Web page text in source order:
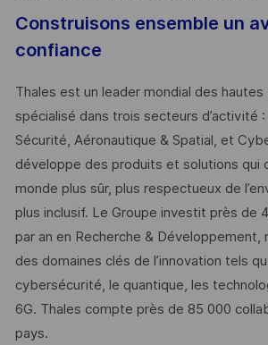
Construisons ensemble un
confiance
Thales est un leader mondial des
spécialisé dans trois secteurs d’activité
Sécurité, Aéronautique & Spatial, et
développe des produits et solutions qui
monde plus sûr, plus respectueux de
plus inclusif. Le Groupe investit près de
par an en Recherche & Développement,
des domaines clés de l’innovation tels
cybersécurité, le quantique, les
6G. Thales compte près de 85 000
pays. ​